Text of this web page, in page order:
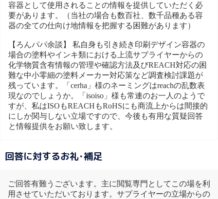
容器として使用されることの情報を提供していただく必
要があります。（当社の場合も数百社、数千品種ある容
器の全ての仕向け地情報を把握する困難があります）
【ろんパパ余談】 私自身も引き続き印刷デザイン容器の
場合の塗料やインキ類における上流サプライヤーからの
化学物質含有情報の管理や確認方法及びREACH対応の困
難な中小零細の塗料メーカー対応策など調査検討課題が
残っています。「cerha」様のネーミングはreachの乱数表
現なのでしょうか。「isoiso」様も常連のお一人のようで
すが、私はISOもREACHもRoHSにも商流上からは間接的
にしか関与しない立場ですので、今後も有用な質疑回答
と情報提供をお願い致します。
回答に対するお礼･補足
ご回答有難うございます。主に閲覧専門としてこの場を利
用させていただいております。サプライヤーの立場からの